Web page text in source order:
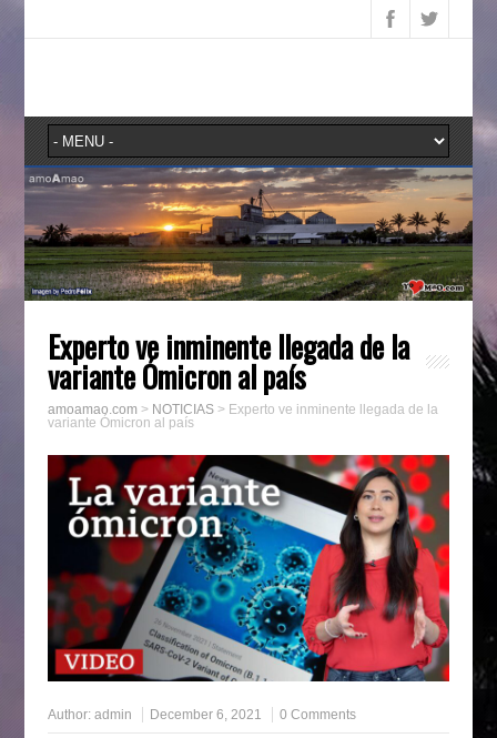
Experto ve inminente llegada de la
variante Ómicron al país
amoamao.com > NOTICIAS> Experto ve inminente llegada de la
variante Ómicron al país
Author: admin December 6, 2021 0 Comments